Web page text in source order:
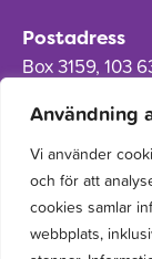
Användning
Vi använder
och för att
cookies samlar
webbplats,
Postadress
Box 3159, 103